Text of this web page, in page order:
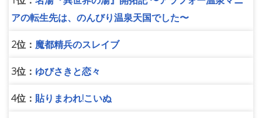
アの転生先は、のんびり温泉天国でした〜
2位： 魔都精兵のスレイブ
3位： ゆびさきと恋々
4位： 貼りまわれ!こいぬ